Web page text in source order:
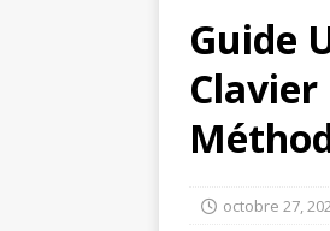
Guide
Clavier
octobre 27,